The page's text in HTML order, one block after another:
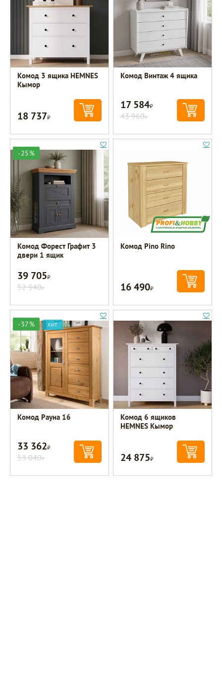
Комод 3 ящика HEMNES
Кымор
18 737Р
Комод Винтаж 4 ящика
17 584Р
43 960Р
-25%
Комод Форест Графит 3
двери 1 ящик
39 705Р
52 940Р
Комод Pino Rino
16 490Р
-37% ХИТ
Комод Рауна 16
33 362Р
53 040Р
Комод 6 ящиков
HEMNES Кымор
24 875Р